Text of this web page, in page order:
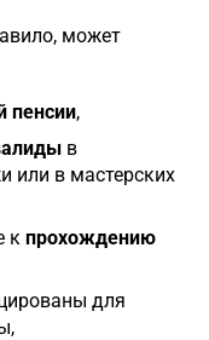
может
пенсии,
в
или в мастерских
к прохождению
для